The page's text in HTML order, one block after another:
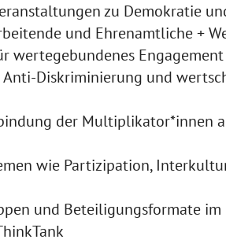
zu Demokratie
und Ehrenamtliche +
wertegebundenes Engagement
Diskriminierung und
der Multiplikator*innen
wie Partizipation,
und Beteiligungsformate im